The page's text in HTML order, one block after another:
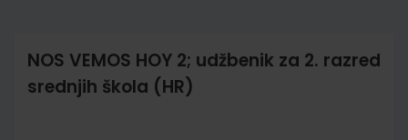
NOS VEMOS HOY 2; udžbenik za 2. razred
srednjih škola (HR)